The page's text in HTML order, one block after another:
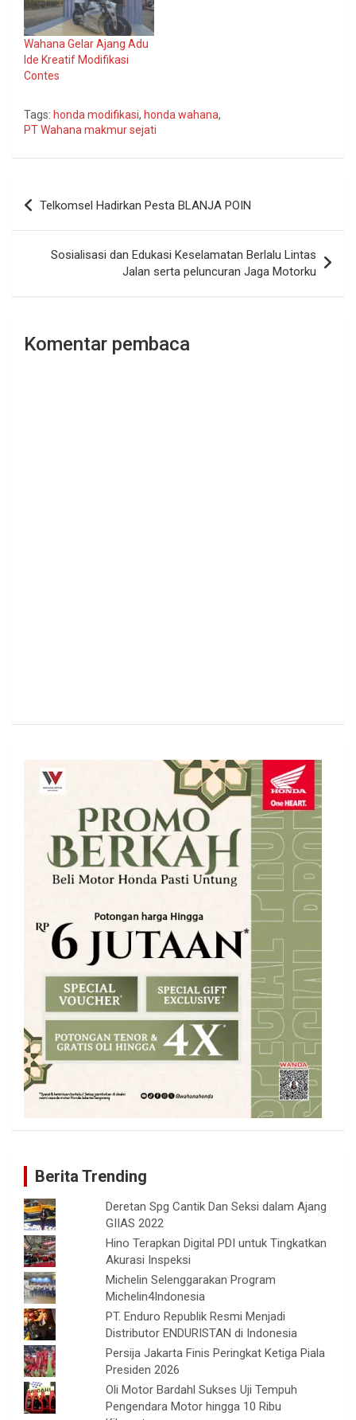
Wahana Gelar Ajang Adu
Ide Kreatif Modifikasi
Contes
Tags: honda modifikasi, honda wahana,
PT Wahana makmur sejati
Navigasi
pos
Telkomsel Hadirkan Pesta BLANJA POIN
Sosialisasi dan Edukasi Keselamatan Berlalu Lintas
Jalan serta peluncuran Jaga Motorku
Komentar pembaca
Berita Trending
Deretan Spg Cantik Dan Seksi dalam Ajang
GIIAS 2022
Hino Terapkan Digital PDI untuk Tingkatkan
Akurasi Inspeksi
Michelin Selenggarakan Program
Michelin4Indonesia
PT. Enduro Republik Resmi Menjadi
Distributor ENDURISTAN di Indonesia
Persija Jakarta Finis Peringkat Ketiga Piala
Presiden 2026
Oli Motor Bardahl Sukses Uji Tempuh
Pengendara Motor hingga 10 Ribu